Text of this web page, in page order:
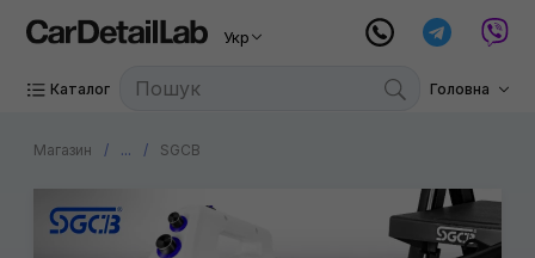
Укр
Каталог Головна
Магазин ... SGCB
Mariner
Fiac
Gyeon
Ручний